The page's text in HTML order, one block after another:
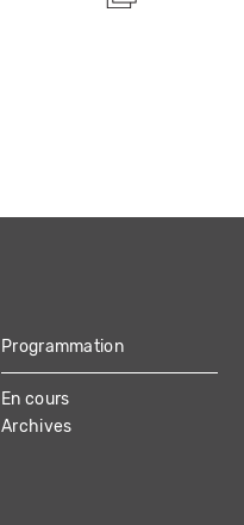
Programmation
En cours
Archives